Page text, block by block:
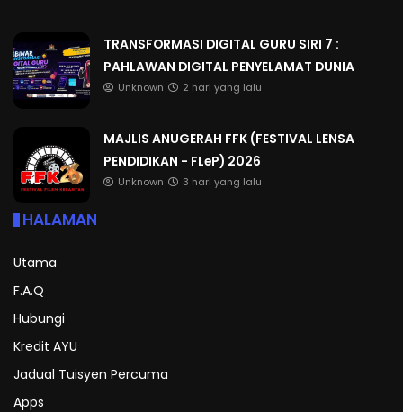
TRANSFORMASI DIGITAL GURU SIRI 7 :
PAHLAWAN DIGITAL PENYELAMAT DUNIA
Unknown 2 hari yang lalu
MAJLIS ANUGERAH FFK (FESTIVAL LENSA
PENDIDIKAN - FLeP) 2026
Unknown 3 hari yang lalu
HALAMAN
Utama
F.A.Q
Hubungi
Kredit AYU
Jadual Tuisyen Percuma
Apps